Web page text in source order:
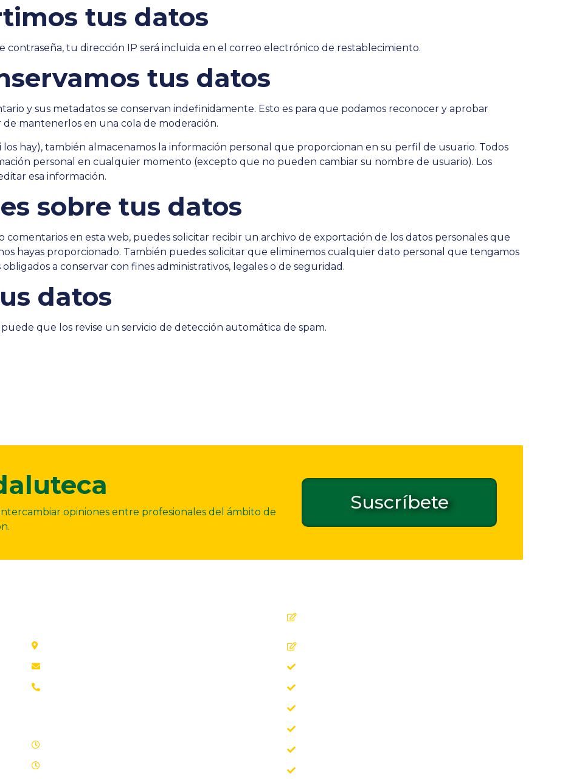
tus datos
contraseña, tu dirección IP será incluida en el correo electrónico de restablecimiento.
tus datos
y sus metadatos se conservan indefinidamente. Esto es para que podamos reconocer y aprobar
mantenerlos en una cola de moderación.
hay), también almacenamos la información personal que proporcionan en su perfil de usuario. Todos
personal en cualquier momento (excepto que no pueden cambiar su nombre de usuario). Los
esa información.
sobre tus datos
comentarios en esta web, puedes solicitar recibir un archivo de exportación de los datos personales que
hayas proporcionado. También puedes solicitar que eliminemos cualquier dato personal que tengamos
a conservar con fines administrativos, legales o de seguridad.
datos
que los revise un servicio de detección automática de spam.
opiniones entre profesionales del ámbito de
Suscríbete